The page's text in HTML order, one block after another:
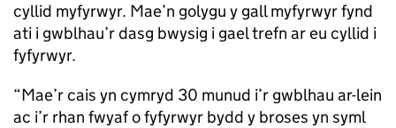
cyllid myfyrwyr. Mae’n golygu y gall myfyrwyr fynd
ati i gwblhau’r dasg bwysig i gael trefn ar eu cyllid i
fyfyrwyr.
“Mae’r cais yn cymryd 30 munud i’r gwblhau ar-lein
ac i’r rhan fwyaf o fyfyrwyr bydd y broses yn syml